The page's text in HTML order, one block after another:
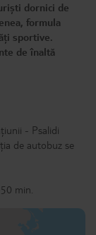
dornici de
formula
sportive.
de înaltă
- Psalidi
de autobuz se
min.